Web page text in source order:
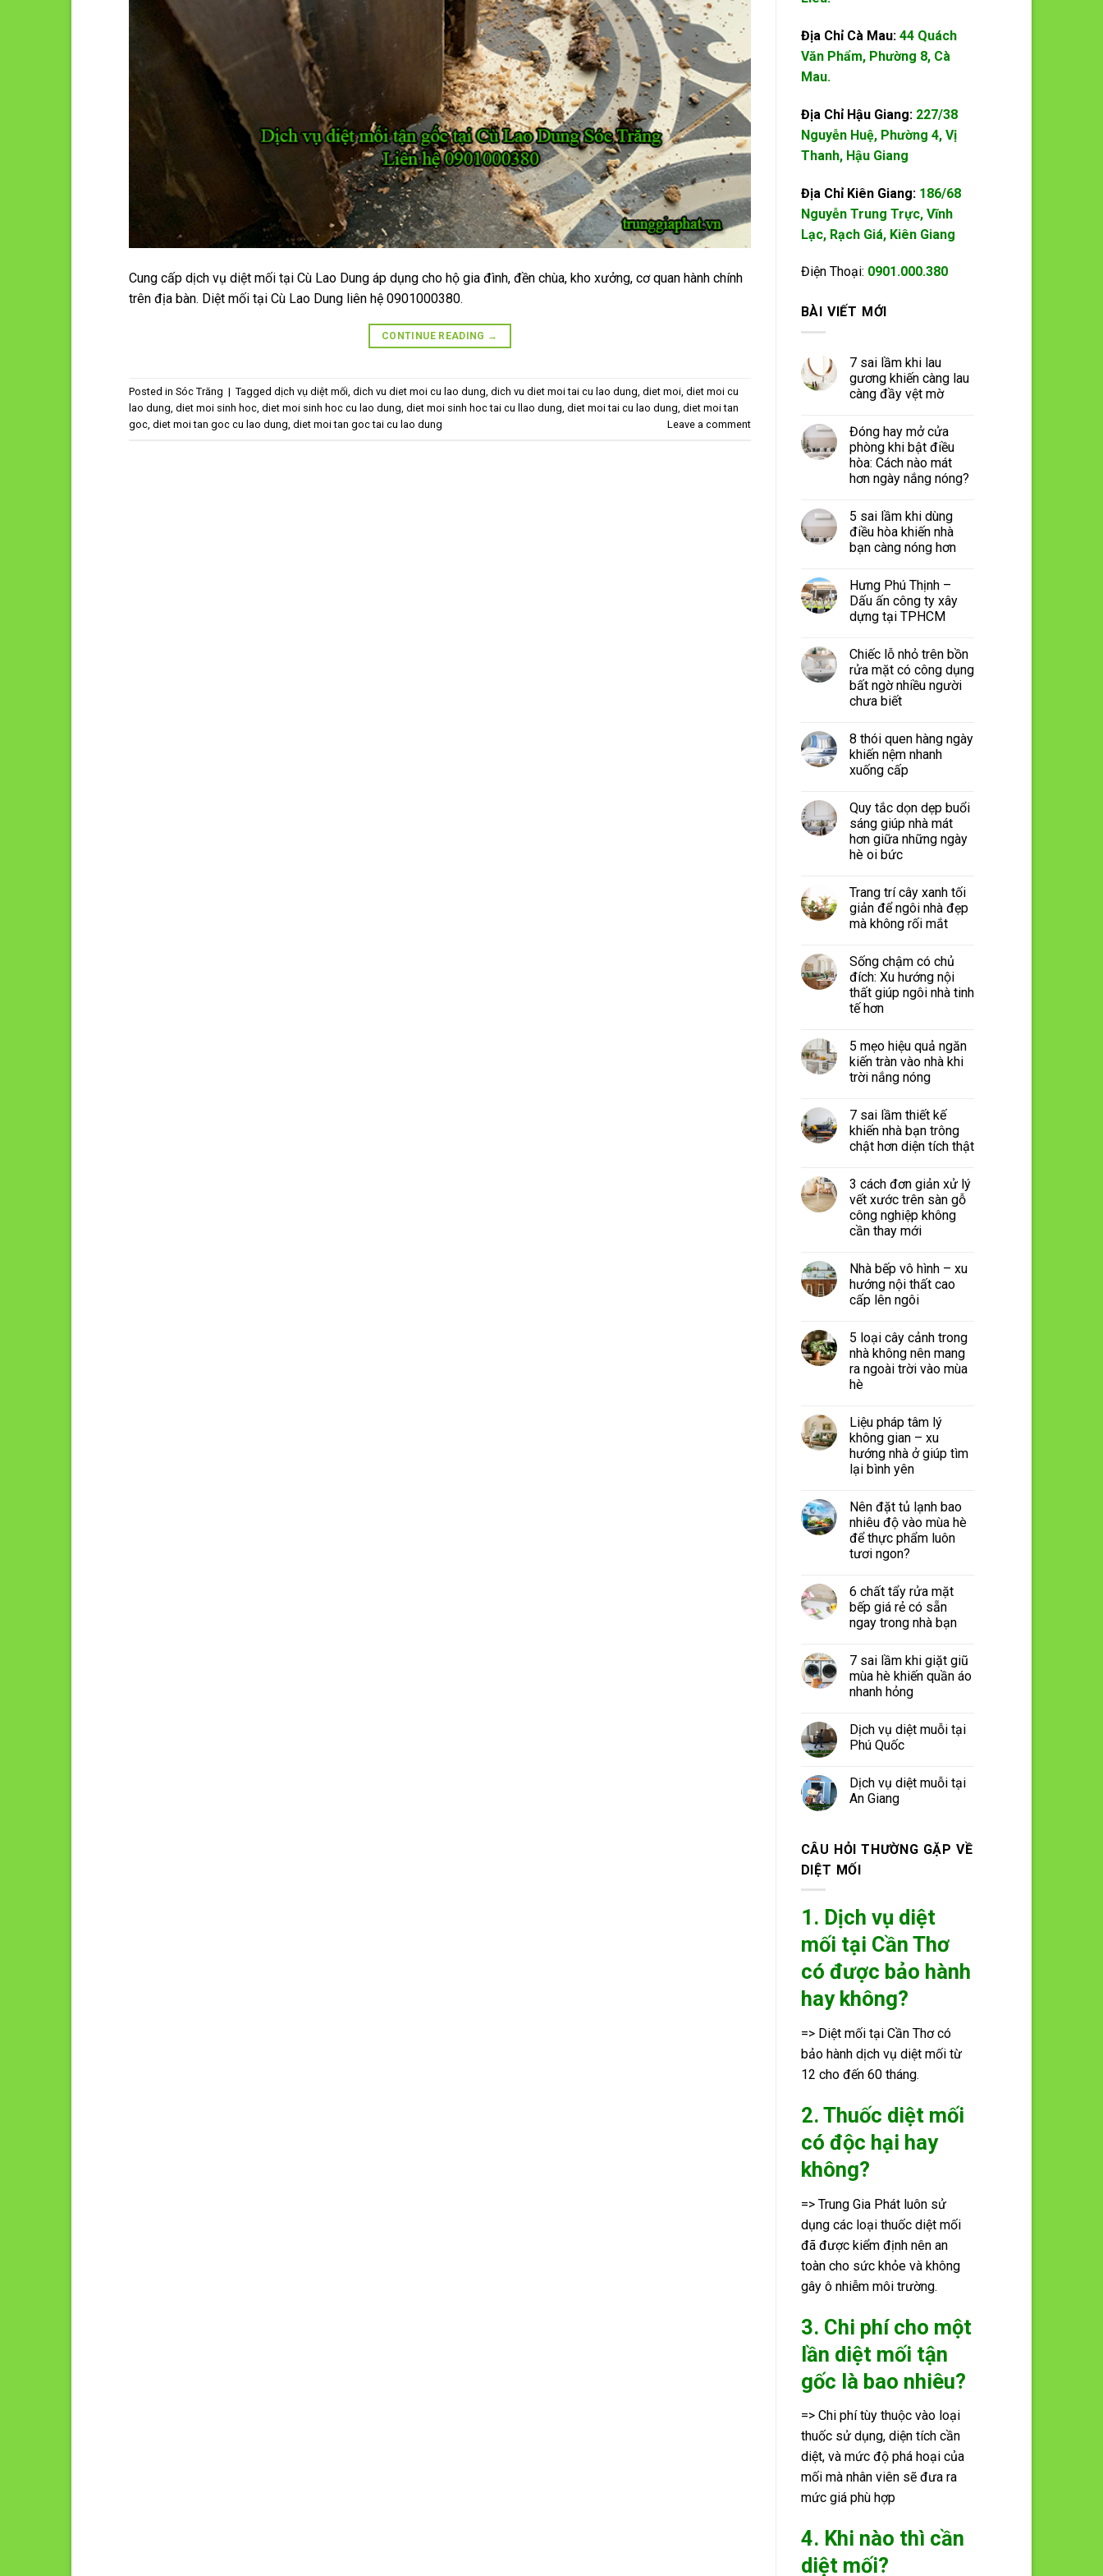
Cung cấp dịch vụ diệt mối tại Cù Lao Dung áp dụng cho hộ gia đình, đền chùa, kho xưởng, cơ quan hành chính
trên địa bàn. Diệt mối tại Cù Lao Dung liên hệ 0901000380.
CONTINUE READING →
Posted in Sóc Trăng | Tagged dịch vụ diệt mối, dich vu diet moi cu lao dung, dich vu diet moi tai cu lao dung, diet moi, diet moi cu
lao dung, diet moi sinh hoc, diet moi sinh hoc cu lao dung, diet moi sinh hoc tai cu llao dung, diet moi tai cu lao dung, diet moi tan
goc, diet moi tan goc cu lao dung, diet moi tan goc tai cu lao dung Leave a comment
Địa Chỉ Cà Mau: 44 Quách
Văn Phẩm, Phường 8, Cà
Mau.
Địa Chỉ Hậu Giang: 227/38
Nguyễn Huệ, Phường 4, Vị
Thanh, Hậu Giang
Địa Chỉ Kiên Giang: 186/68
Nguyễn Trung Trực, Vĩnh
Lạc, Rạch Giá, Kiên Giang
Điện Thoại: 0901.000.380
BÀI VIẾT MỚI
7 sai lầm khi lau
gương khiến càng lau
càng đầy vệt mờ
Đóng hay mở cửa
phòng khi bật điều
hòa: Cách nào mát
hơn ngày nắng nóng?
5 sai lầm khi dùng
điều hòa khiến nhà
bạn càng nóng hơn
Hưng Phú Thịnh –
Dấu ấn công ty xây
dựng tại TPHCM
Chiếc lỗ nhỏ trên bồn
rửa mặt có công dụng
bất ngờ nhiều người
chưa biết
8 thói quen hàng ngày
khiến nệm nhanh
xuống cấp
Quy tắc dọn dẹp buổi
sáng giúp nhà mát
hơn giữa những ngày
hè oi bức
Trang trí cây xanh tối
giản để ngôi nhà đẹp
mà không rối mắt
Sống chậm có chủ
đích: Xu hướng nội
thất giúp ngôi nhà tinh
tế hơn
5 mẹo hiệu quả ngăn
kiến tràn vào nhà khi
trời nắng nóng
7 sai lầm thiết kế
khiến nhà bạn trông
chật hơn diện tích thật
3 cách đơn giản xử lý
vết xước trên sàn gỗ
công nghiệp không
cần thay mới
Nhà bếp vô hình – xu
hướng nội thất cao
cấp lên ngôi
5 loại cây cảnh trong
nhà không nên mang
ra ngoài trời vào mùa
hè
Liệu pháp tâm lý
không gian – xu
hướng nhà ở giúp tìm
lại bình yên
Nên đặt tủ lạnh bao
nhiêu độ vào mùa hè
để thực phẩm luôn
tươi ngon?
6 chất tẩy rửa mặt
bếp giá rẻ có sẵn
ngay trong nhà bạn
7 sai lầm khi giặt giũ
mùa hè khiến quần áo
nhanh hỏng
Dịch vụ diệt muỗi tại
Phú Quốc
Dịch vụ diệt muỗi tại
An Giang
CÂU HỎI THƯỜNG GẶP VỀ
DIỆT MỐI
1. Dịch vụ diệt
mối tại Cần Thơ
có được bảo hành
hay không?
=> Diệt mối tại Cần Thơ có
bảo hành dịch vụ diệt mối từ
12 cho đến 60 tháng.
2. Thuốc diệt mối
có độc hại hay
không?
=> Trung Gia Phát luôn sử
dụng các loại thuốc diệt mối
đã được kiểm định nên an
toàn cho sức khỏe và không
gây ô nhiễm môi trường.
3. Chi phí cho một
lần diệt mối tận
gốc là bao nhiêu?
=> Chi phí tùy thuộc vào loại
thuốc sử dụng, diện tích cần
diệt, và mức độ phá hoại của
mối mà nhân viên sẽ đưa ra
mức giá phù hợp
4. Khi nào thì cần
diệt mối?